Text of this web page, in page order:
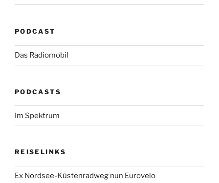
PODCAST
Das Radiomobil
PODCASTS
Im Spektrum
REISELINKS
Ex Nordsee-Küstenradweg nun Eurovelo